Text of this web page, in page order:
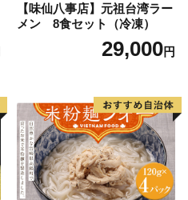
【味仙八事店】元祖台湾ラー
メン 8食セット（冷凍）
29,000円